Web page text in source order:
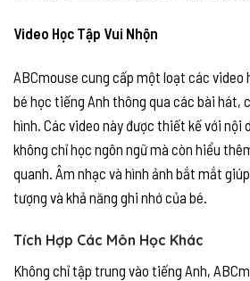
Video Học Tập Vui Nhộn
ABCmouse cung cấp một loạt các video
bé học tiếng Anh thông qua các bài hát,
hình. Các video này được thiết kế với nội
không chỉ học ngôn ngữ mà còn hiểu
quanh. Âm nhạc và hình ảnh bắt mắt
tượng và khả năng ghi nhớ của bé.
Tích Hợp Các Môn Học Khác
Không chỉ tập trung vào tiếng Anh,